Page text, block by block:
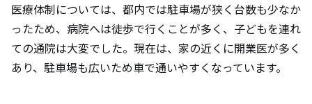
医療体制については、都内では駐車場が狭く台数も少なか
ったため、病院へは徒歩で行くことが多く、子どもを連れ
ての通院は大変でした。現在は、家の近くに開業医が多く
あり、駐車場も広いため車で通いやすくなっています。